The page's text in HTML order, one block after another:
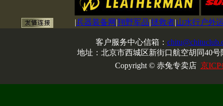
|兵器装备网 |翔野军品|拯救者|山水行户外
客户服务中心信箱：
地址：北京市西城区新街口航空胡同40
Copyright © 赤兔专卖店 京ICP